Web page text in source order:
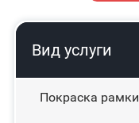
Вид услуги
Покраска